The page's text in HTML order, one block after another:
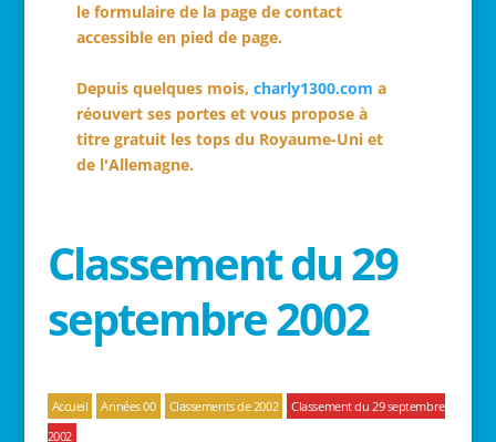
le formulaire de la page de contact
accessible en pied de page.
Depuis quelques mois, charly1300.com a
réouvert ses portes et vous propose à
titre gratuit les tops du Royaume-Uni et
de l'Allemagne.
Classement du 29
septembre 2002
Accueil Années 00 Classements de 2002
Classement du 29 septembre
2002